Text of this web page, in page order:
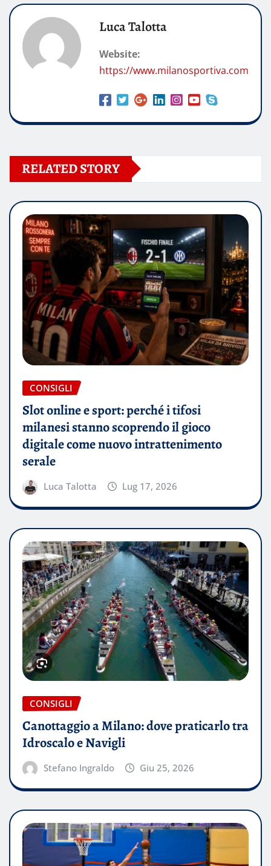
Luca Talotta
Website:
https://www.milanosportiva.com
RELATED STORY
CONSIGLI
Slot online e sport: perché i tifosi
milanesi stanno scoprendo il gioco
digitale come nuovo intrattenimento
serale
Luca Talotta Lug 17, 2026
CONSIGLI
Canottaggio a Milano: dove praticarlo tra
Idroscalo e Navigli
Stefano Ingraldo Giu 25, 2026